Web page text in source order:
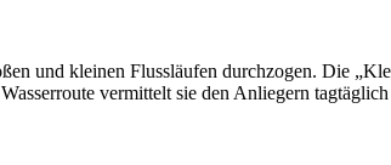
und kleinen Flussläufen durchzogen. Die
vermittelt sie den Anliegern